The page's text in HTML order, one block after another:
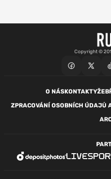
Copyright ©
O NÁSKONTAKTY
ZPRACOVÁNÍ OSOBNÍCH ÚDAJŮ